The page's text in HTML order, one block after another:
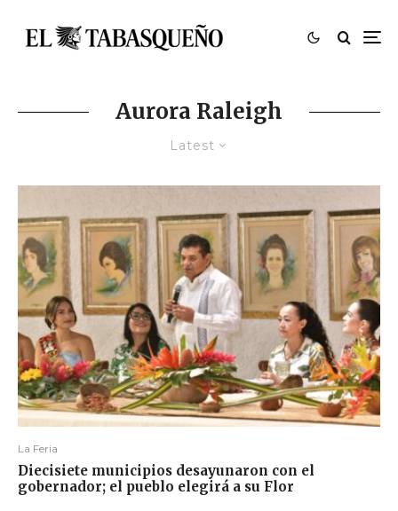
Aurora Raleigh
Latest
La Feria
Diecisiete municipios desayunaron con el
gobernador; el pueblo elegirá a su Flor